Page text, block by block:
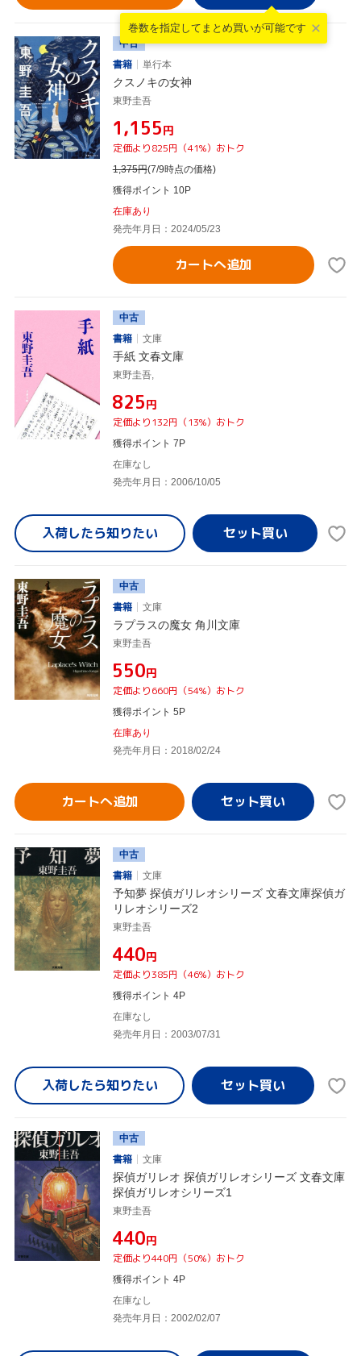
巻数を指定して まとめ買いが可能です
中古
書籍
単行本
クスノキの女神
東野圭吾
¥1,155円
定価より825円（41%）おトク
1,375円(7/9時点の価格)
獲得ポイント 10P
在庫あり
発売年月日：2024/05/23
カートへ追加
中古
書籍
文庫
手紙 文春文庫
東野圭吾,
¥825円
定価より132円（13%）おトク
獲得ポイント 7P
在庫なし
発売年月日：2006/10/05
入荷したら知りたい
中古
書籍
文庫
ラプラスの魔女 角川文庫
東野圭吾
¥550円
定価より660円（54%）おトク
獲得ポイント 5P
在庫あり
発売年月日：2018/02/24
カートへ追加
中古
書籍
文庫
予知夢 探偵ガリレオシリーズ 文春文庫探偵ガ
リレオシリーズ2
東野圭吾
¥440円
定価より385円（46%）おトク
獲得ポイント 4P
在庫なし
発売年月日：2003/07/31
入荷したら知りたい
中古
書籍
文庫
探偵ガリレオ 探偵ガリレオシリーズ 文春文庫
探偵ガリレオシリーズ1
東野圭吾
¥440円
定価より440円（50%）おトク
獲得ポイント 4P
在庫なし
発売年月日：2002/02/07